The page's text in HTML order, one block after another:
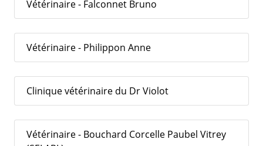
Vétérinaire - Falconnet Bruno
Vétérinaire - Philippon Anne
Clinique vétérinaire du Dr Violot
Vétérinaire - Bouchard Corcelle Paubel Vitrey